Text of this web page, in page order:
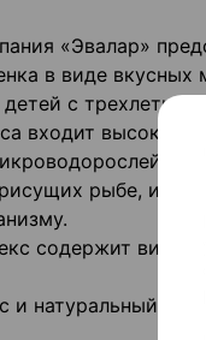
«Эвалар»
в виде
с
входит
от
рыбе, и
содержит
и натуральный